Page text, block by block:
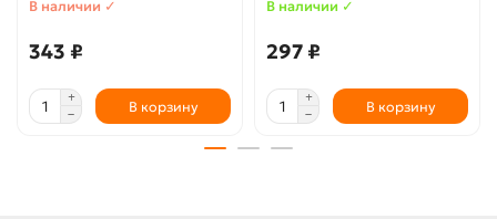
В наличии ✓
343 ₽
В корзину
В наличии ✓
297 ₽
В корзину